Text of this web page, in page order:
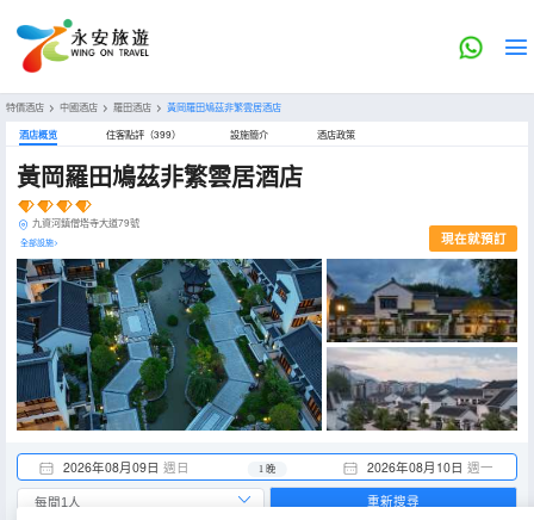
特價酒店 > 中國酒店 > 羅田酒店 > 黃岡羅田鳩茲非繁雲居酒店
酒店概览 住客點評（399） 設施簡介 酒店政策
黃岡羅田鳩茲非繁雲居酒店
九資河鎮僧塔寺大道79號
全部設施> 現在就預訂
2026年08月09日 週日 2026年08月10日 週一
1 晚
重新搜尋